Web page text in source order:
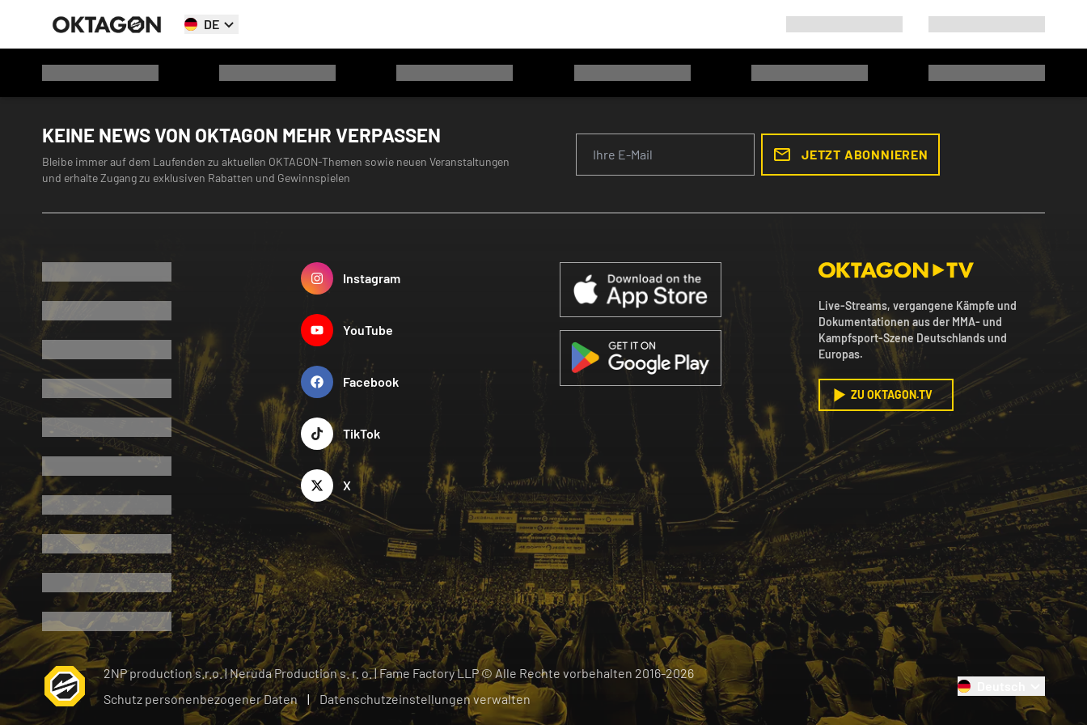
DE
KEINE NEWS VON OKTAGON MEHR VERPASSEN
Bleibe immer auf dem Laufenden zu aktuellen OKTAGON-Themen sowie neuen Veranstaltungen
und erhalte Zugang zu exklusiven Rabatten und Gewinnspielen
JETZT ABONNIEREN
Instagram
YouTube
Facebook
TikTok
X
Live-Streams, vergangene Kämpfe und
Dokumentationen aus der MMA- und
Kampfsport-Szene Deutschlands und
Europas.
ZU OKTAGON.TV
2NP production s.r.o.|Neruda Production s. r. o. | Fame Factory LLP © Alle Rechte vorbehalten 2016-2026
Schutz personenbezogener Daten
| Datenschutzeinstellungen verwalten